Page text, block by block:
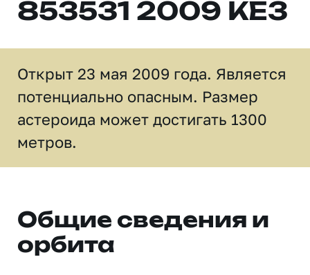
853531 2009 KE3
Открыт 23 мая 2009 года. Является
потенциально опасным. Размер
астероида может достигать 1300
метров.
Общие сведения и
орбита